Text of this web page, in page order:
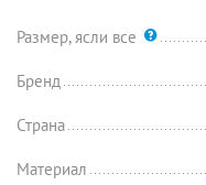
Размер, ясли все
Бренд
Страна
Материал